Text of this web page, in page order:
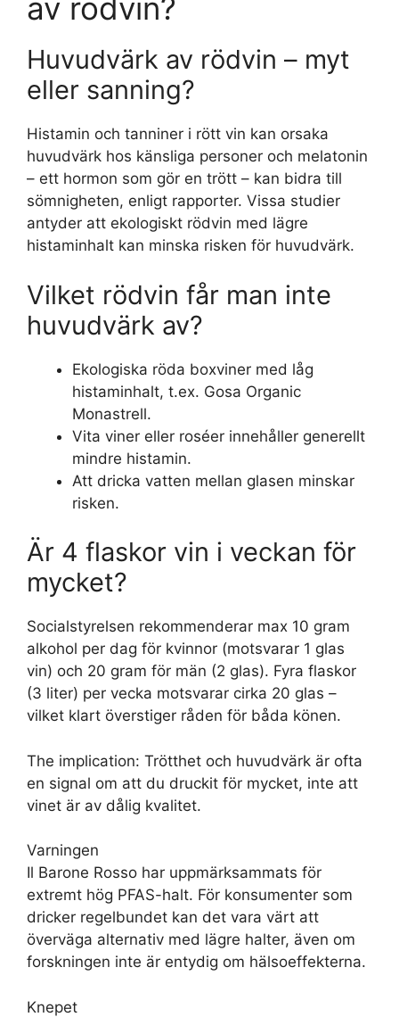
av rödvin?
Huvudvärk av rödvin – myt
eller sanning?
Histamin och tanniner i rött vin kan orsaka
huvudvärk hos känsliga personer och melatonin
– ett hormon som gör en trött – kan bidra till
sömnigheten, enligt rapporter. Vissa studier
antyder att ekologiskt rödvin med lägre
histaminhalt kan minska risken för huvudvärk.
Vilket rödvin får man inte
huvudvärk av?
Ekologiska röda boxviner med låg
histaminhalt, t.ex. Gosa Organic
Monastrell.
Vita viner eller roséer innehåller generellt
mindre histamin.
Att dricka vatten mellan glasen minskar
risken.
Är 4 flaskor vin i veckan för
mycket?
Socialstyrelsen rekommenderar max 10 gram
alkohol per dag för kvinnor (motsvarar 1 glas
vin) och 20 gram för män (2 glas). Fyra flaskor
(3 liter) per vecka motsvarar cirka 20 glas –
vilket klart överstiger råden för båda könen.
The implication: Trötthet och huvudvärk är ofta
en signal om att du druckit för mycket, inte att
vinet är av dålig kvalitet.
Varningen
Il Barone Rosso har uppmärksammats för
extremt hög PFAS-halt. För konsumenter som
dricker regelbundet kan det vara värt att
överväga alternativ med lägre halter, även om
forskningen inte är entydig om hälsoeffekterna.
Knepet